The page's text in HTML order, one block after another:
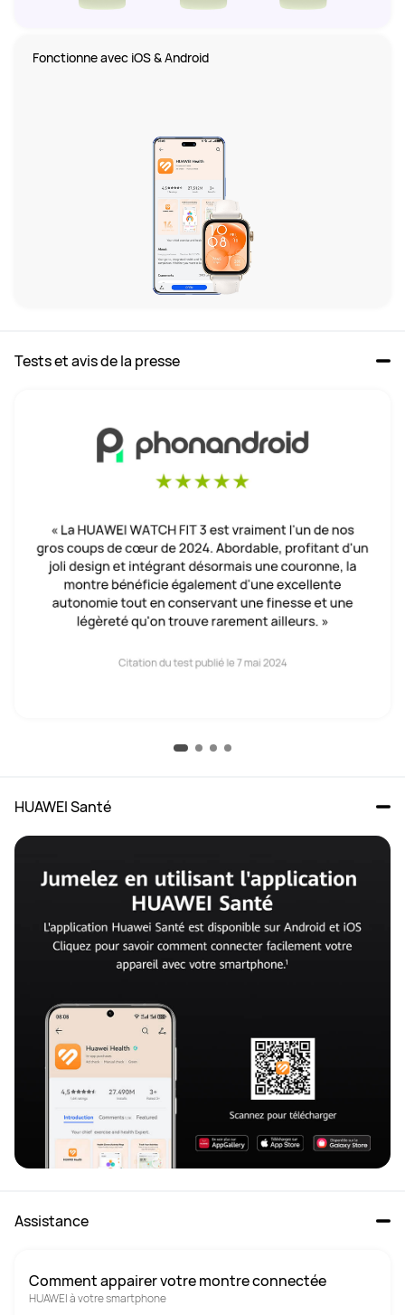
Tests et avis de la presse
HUAWEI Santé
Assistance
Comment appairer votre montre connectée
HUAWEI à votre smartphone